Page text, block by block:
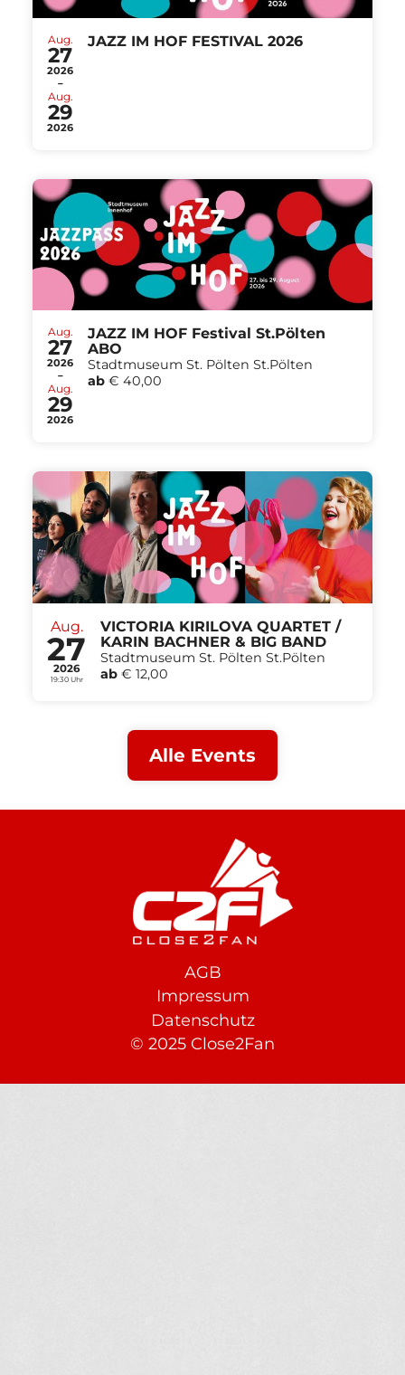
Aug.
27
2026
-
Aug.
29
2026
JAZZ IM HOF FESTIVAL 2026
Aug.
27
2026
-
Aug.
29
2026
JAZZ IM HOF Festival St.Pölten
ABO
Stadtmuseum St. Pölten St.Pölten
ab € 40,00
Aug.
27
2026
19:30 Uhr
VICTORIA KIRILOVA QUARTET /
KARIN BACHNER & BIG BAND
Stadtmuseum St. Pölten St.Pölten
ab € 12,00
Alle Events
AGB
Impressum
Datenschutz
© 2025 Close2Fan